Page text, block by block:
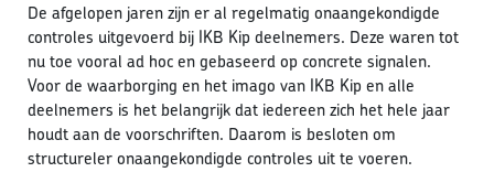
De afgelopen jaren zijn er al regelmatig onaangekondigde
controles uitgevoerd bij IKB Kip deelnemers. Deze waren tot
nu toe vooral ad hoc en gebaseerd op concrete signalen.
Voor de waarborging en het imago van IKB Kip en alle
deelnemers is het belangrijk dat iedereen zich het hele jaar
houdt aan de voorschriften. Daarom is besloten om
structureler onaangekondigde controles uit te voeren.